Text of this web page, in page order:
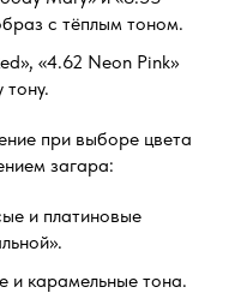
с тёплым тоном.
«4.62 Neon Pink»
тону.
при выборе цвета
загара:
и платиновые
и карамельные тона.